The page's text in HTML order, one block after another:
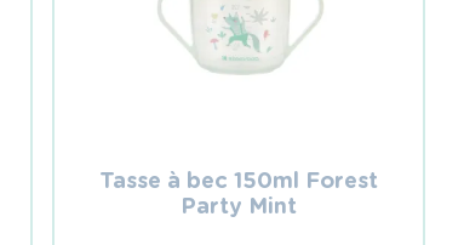
Tasse à bec 150ml Forest
Party Mint